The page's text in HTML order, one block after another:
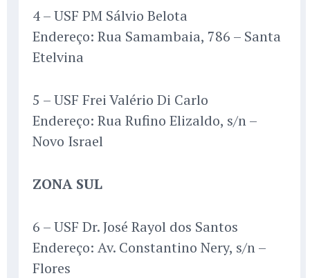
4 – USF PM Sálvio Belota
Endereço: Rua Samambaia, 786 – Santa
Etelvina
5 – USF Frei Valério Di Carlo
Endereço: Rua Rufino Elizaldo, s/n –
Novo Israel
ZONA SUL
6 – USF Dr. José Rayol dos Santos
Endereço: Av. Constantino Nery, s/n –
Flores